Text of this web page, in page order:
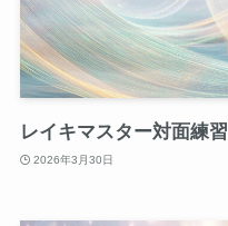
レイキマスター対面練
2026年3月30日